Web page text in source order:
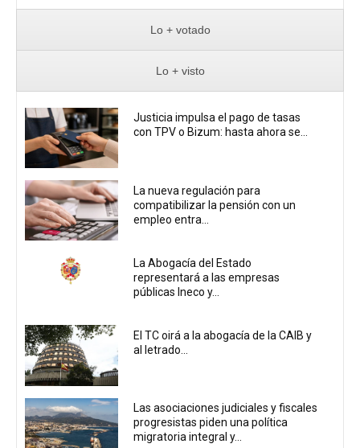
Lo + votado
Lo + visto
Justicia impulsa el pago de tasas
con TPV o Bizum: hasta ahora se...
La nueva regulación para
compatibilizar la pensión con un
empleo entra...
La Abogacía del Estado
representará a las empresas
públicas Ineco y...
El TC oirá a la abogacía de la CAIB y
al letrado...
Las asociaciones judiciales y fiscales
progresistas piden una política
migratoria integral y...